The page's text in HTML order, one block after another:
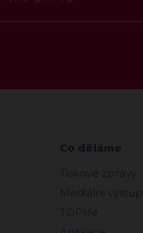
Co děláme
Tiskové zprávy
Mediální výstupy
TOPlife